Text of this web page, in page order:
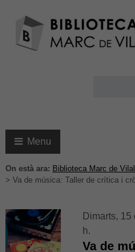
Menu
On està ara: Biblioteca Marc de
> Va de música: Taller de crítica i
Dimarts,
h.
Va de